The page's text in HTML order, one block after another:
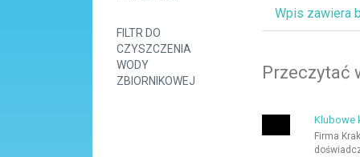
FILTR DO
CZYSZCZENIA
WODY
ZBIORNIKOWEJ
Wpis zawiera
Przeczytać
Klubowe
Firma